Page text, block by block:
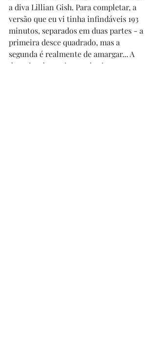
a diva Lillian Gish. Para completar, a
versão que eu vi tinha infindáveis 193
minutos, separados em duas partes - a
primeira desce quadrado, mas a
segunda é realmente de amargar... A
despeito de sua importância para o